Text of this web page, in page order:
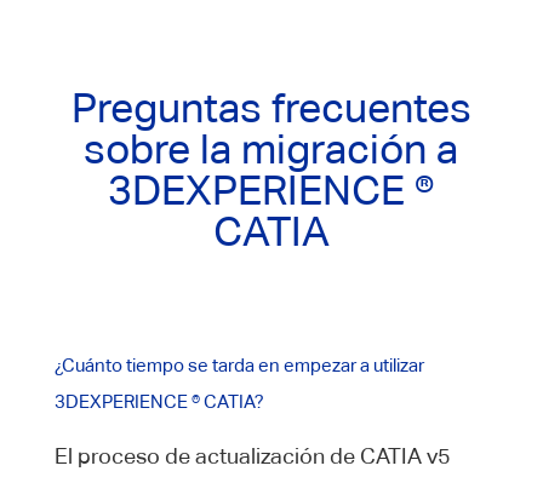
Preguntas frecuentes
sobre la migración a
3DEXPERIENCE ®
CATIA
¿Cuánto tiempo se tarda en empezar a utilizar
3DEXPERIENCE ® CATIA?
El proceso de actualización de CATIA v5